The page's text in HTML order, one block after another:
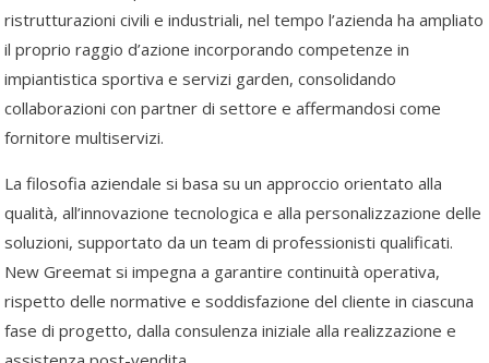
ristrutturazioni civili e industriali, nel tempo l’azienda ha ampliato
il proprio raggio d’azione incorporando competenze in
impiantistica sportiva e servizi garden, consolidando
collaborazioni con partner di settore e affermandosi come
fornitore multiservizi.
La filosofia aziendale si basa su un approccio orientato alla
qualità, all’innovazione tecnologica e alla personalizzazione delle
soluzioni, supportato da un team di professionisti qualificati.
New Greemat si impegna a garantire continuità operativa,
rispetto delle normative e soddisfazione del cliente in ciascuna
fase di progetto, dalla consulenza iniziale alla realizzazione e